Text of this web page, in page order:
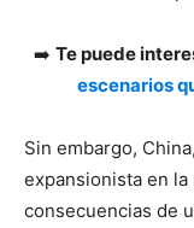
➡️ Te puede
escenarios
Sin embargo,
expansionista en
consecuencias de